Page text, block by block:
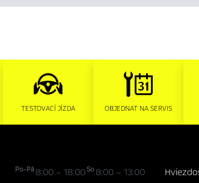
TESTOVACÍ JÍZDA OBJEDNAT NA SERVIS
Po-Pá8:00 – 18:00So8:00 – 13:00